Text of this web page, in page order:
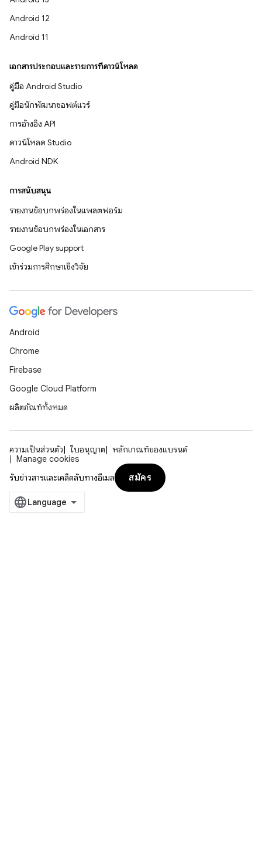
Android 12
Android 11
เอกสารประกอบและรายการที่ดาวน์โหลด
คู่มือ Android Studio
คู่มือนักพัฒนาซอฟต์แวร์
การอ้างอิง API
ดาวน์โหลด Studio
Android NDK
การสนับสนุน
รายงานข้อบกพร่องในแพลตฟอร์ม
รายงานข้อบกพร่องในเอกสาร
Google Play support
เข้าร่วมการศึกษาเชิงวิจัย
Android
Chrome
Firebase
Google Cloud Platform
ผลิตภัณฑ์ทั้งหมด
ความเป็นส่วนตัว ใบอนุญาต
หลักเกณฑ์ของแบรนด์
Manage cookies
รับข่าวสารและเคล็ดลับทางอีเมล
สมัคร